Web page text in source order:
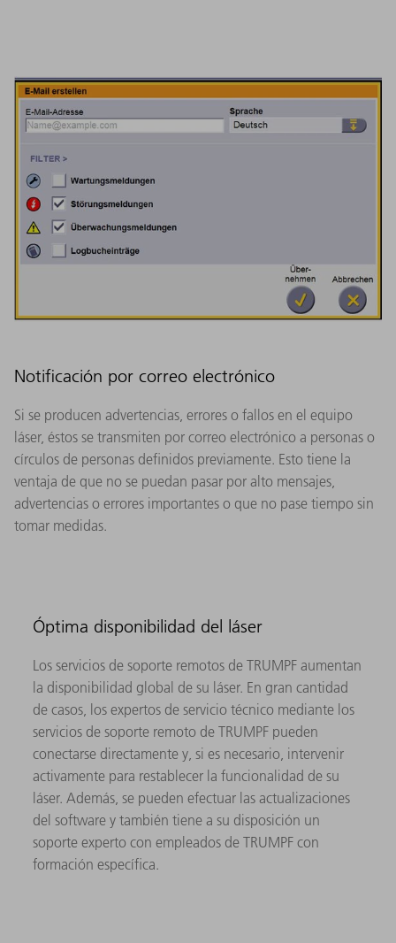
Notificación por correo electrónico
Si se producen advertencias, errores o fallos en el equipo
láser, éstos se transmiten por correo electrónico a personas o
círculos de personas definidos previamente. Esto tiene la
ventaja de que no se puedan pasar por alto mensajes,
advertencias o errores importantes o que no pase tiempo sin
tomar medidas.
Óptima disponibilidad del láser
Los servicios de soporte remotos de TRUMPF aumentan
la disponibilidad global de su láser. En gran cantidad
de casos, los expertos de servicio técnico mediante los
servicios de soporte remoto de TRUMPF pueden
conectarse directamente y, si es necesario, intervenir
activamente para restablecer la funcionalidad de su
láser. Además, se pueden efectuar las actualizaciones
del software y también tiene a su disposición un
soporte experto con empleados de TRUMPF con
formación específica.